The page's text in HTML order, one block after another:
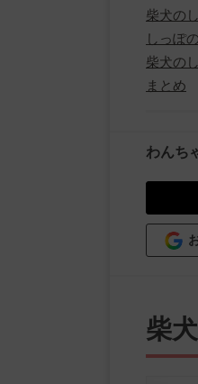
柴犬の
しっぽ
柴犬の
まとめ
わんち
柴